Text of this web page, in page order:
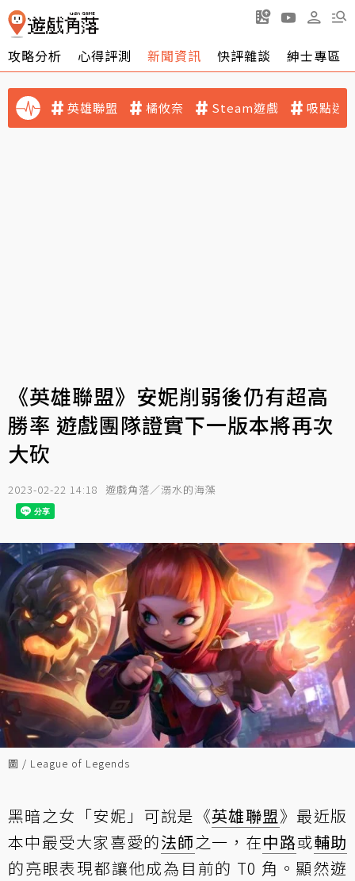
攻略分析 心得評測 新聞資訊 快評雜談 紳士專區
英雄聯盟 橘攸奈 Steam遊戲 吸點迷
《英雄聯盟》安妮削弱後仍有超高
勝率 遊戲團隊證實下一版本將再次
大砍
2023-02-22 14:18 遊戲角落／溺水的海藻
圖 / League of Legends
黑暗之女「安妮」可說是《英雄聯盟》最近版
本中最受大家喜愛的法師之一，在中路或輔助
的亮眼表現都讓他成為目前的 T0 角。顯然遊